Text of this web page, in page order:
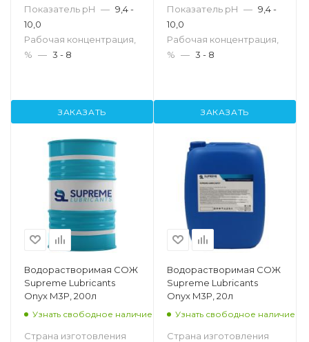
Показатель pH — 9,4 -
10,0
Рабочая концентрация,
% — 3 - 8
ЗАКАЗАТЬ
Показатель pH — 9,4 -
10,0
Рабочая концентрация,
% — 3 - 8
ЗАКАЗАТЬ
Водорастворимая СОЖ
Supreme Lubricants
Onyx M3P, 200л
Узнать свободное наличие
Страна изготовления
Водорастворимая СОЖ
Supreme Lubricants
Onyx M3P, 20л
Узнать свободное наличие
Страна изготовления